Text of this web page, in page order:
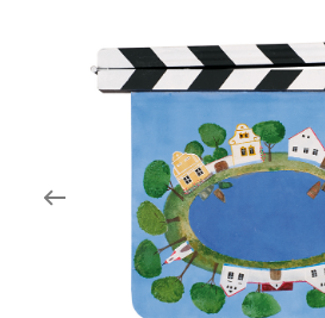
Aktuální výstavy
Zlín Film Festival